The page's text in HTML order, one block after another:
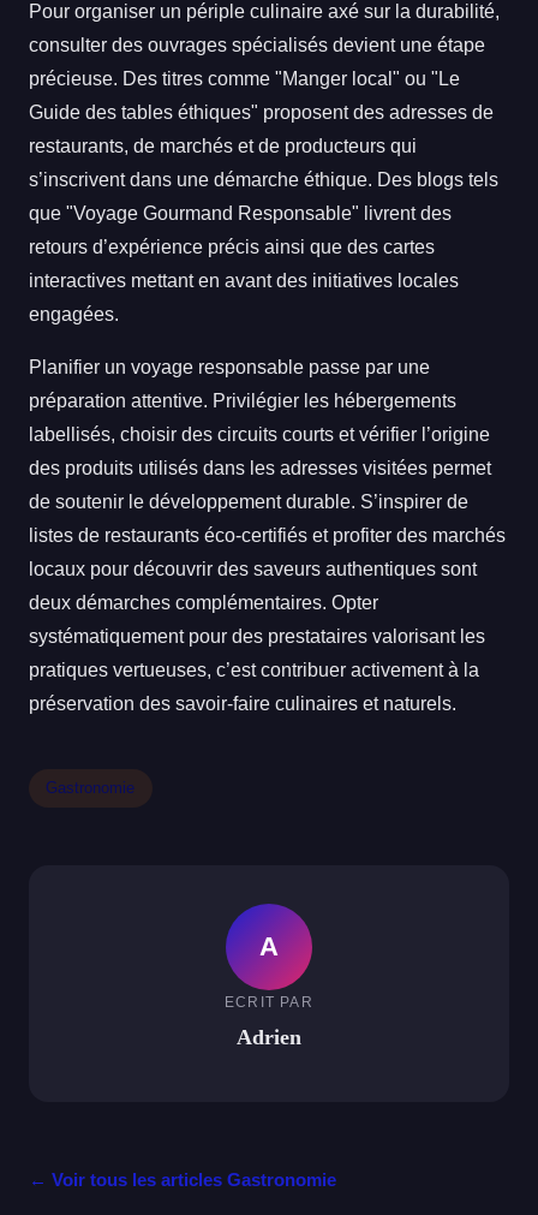
Pour organiser un périple culinaire axé sur la durabilité,
consulter des ouvrages spécialisés devient une étape
précieuse. Des titres comme "Manger local" ou "Le
Guide des tables éthiques" proposent des adresses de
restaurants, de marchés et de producteurs qui
s’inscrivent dans une démarche éthique. Des blogs tels
que "Voyage Gourmand Responsable" livrent des
retours d’expérience précis ainsi que des cartes
interactives mettant en avant des initiatives locales
engagées.
Planifier un voyage responsable passe par une
préparation attentive. Privilégier les hébergements
labellisés, choisir des circuits courts et vérifier l’origine
des produits utilisés dans les adresses visitées permet
de soutenir le développement durable. S’inspirer de
listes de restaurants éco-certifiés et profiter des marchés
locaux pour découvrir des saveurs authentiques sont
deux démarches complémentaires. Opter
systématiquement pour des prestataires valorisant les
pratiques vertueuses, c’est contribuer activement à la
préservation des savoir-faire culinaires et naturels.
Gastronomie
A
ECRIT PAR
Adrien
← Voir tous les articles Gastronomie